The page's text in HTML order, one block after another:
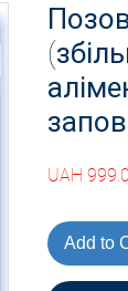
UAH
Add to